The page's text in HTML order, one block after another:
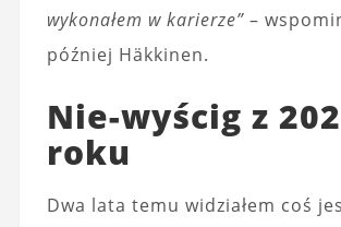
wykonałem w karierze”–
później Häkkinen.
Nie-wyścig z
roku
Dwa lata temu widziałem coś